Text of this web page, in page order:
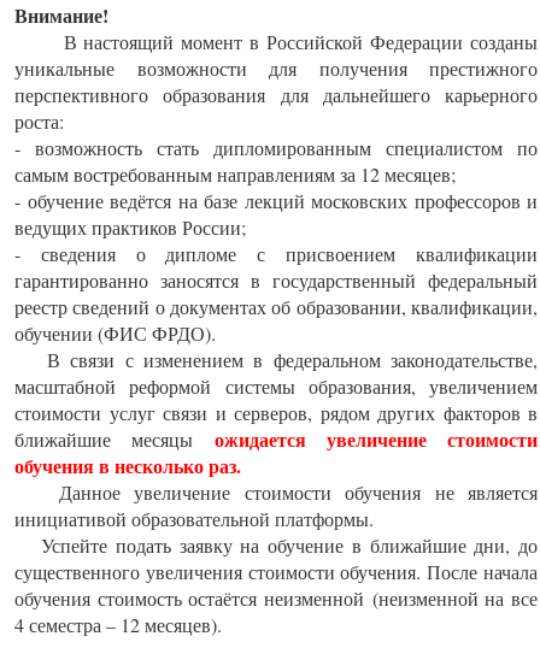
Внимание!
В настоящий момент в Российской Федерации созданы
уникальные возможности для получения престижного
перспективного образования для дальнейшего карьерного
роста:
- возможность стать дипломированным специалистом по
самым востребованным направлениям за 12 месяцев;
- обучение ведётся на базе лекций московских профессоров и
ведущих практиков России;
- сведения о дипломе с присвоением квалификации
гарантированно заносятся в государственный федеральный
реестр сведений о документах об образовании, квалификации,
обучении (ФИС ФРДО).
В связи с изменением в федеральном законодательстве,
масштабной реформой системы образования, увеличением
стоимости услуг связи и серверов, рядом других факторов в
ближайшие месяцы ожидается увеличение стоимости
обучения в несколько раз.
Данное увеличение стоимости обучения не является
инициативой образовательной платформы.
Успейте подать заявку на обучение в ближайшие дни, до
существенного увеличения стоимости обучения. После начала
обучения стоимость остаётся неизменной (неизменной на все
4 семестра – 12 месяцев).